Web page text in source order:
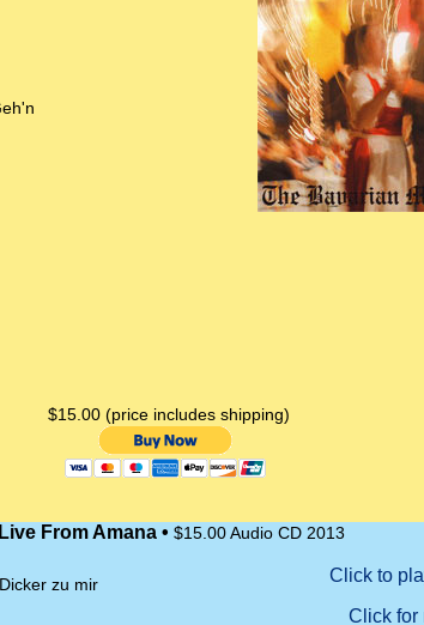
$15.00 (price includes shipping)
Live From Amana • $15.00 Audio CD 2013
zu mir